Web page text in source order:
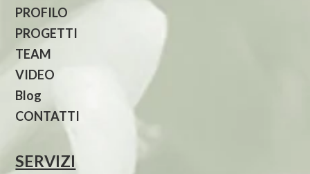
PROFILO
PROGETTI
TEAM
VIDEO
Blog
CONTATTI
SERVIZI